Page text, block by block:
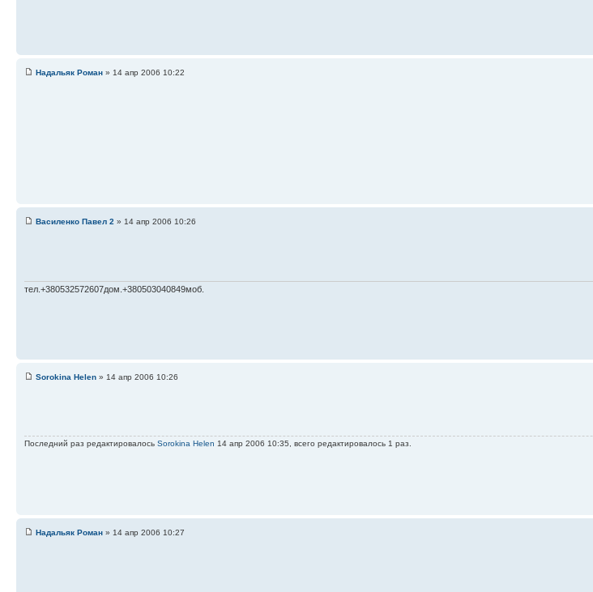
Надальяк Роман » 14 апр 2006 10:22
Василенко Павел 2 » 14 апр 2006 10:26
тел.+380532572607дом.+380503040849моб.
Sorokina Helen » 14 апр 2006 10:26
Последний раз редактировалось Sorokina Helen 14 апр 2006 10:35, всего редактировалось 1 раз.
Надальяк Роман » 14 апр 2006 10:27